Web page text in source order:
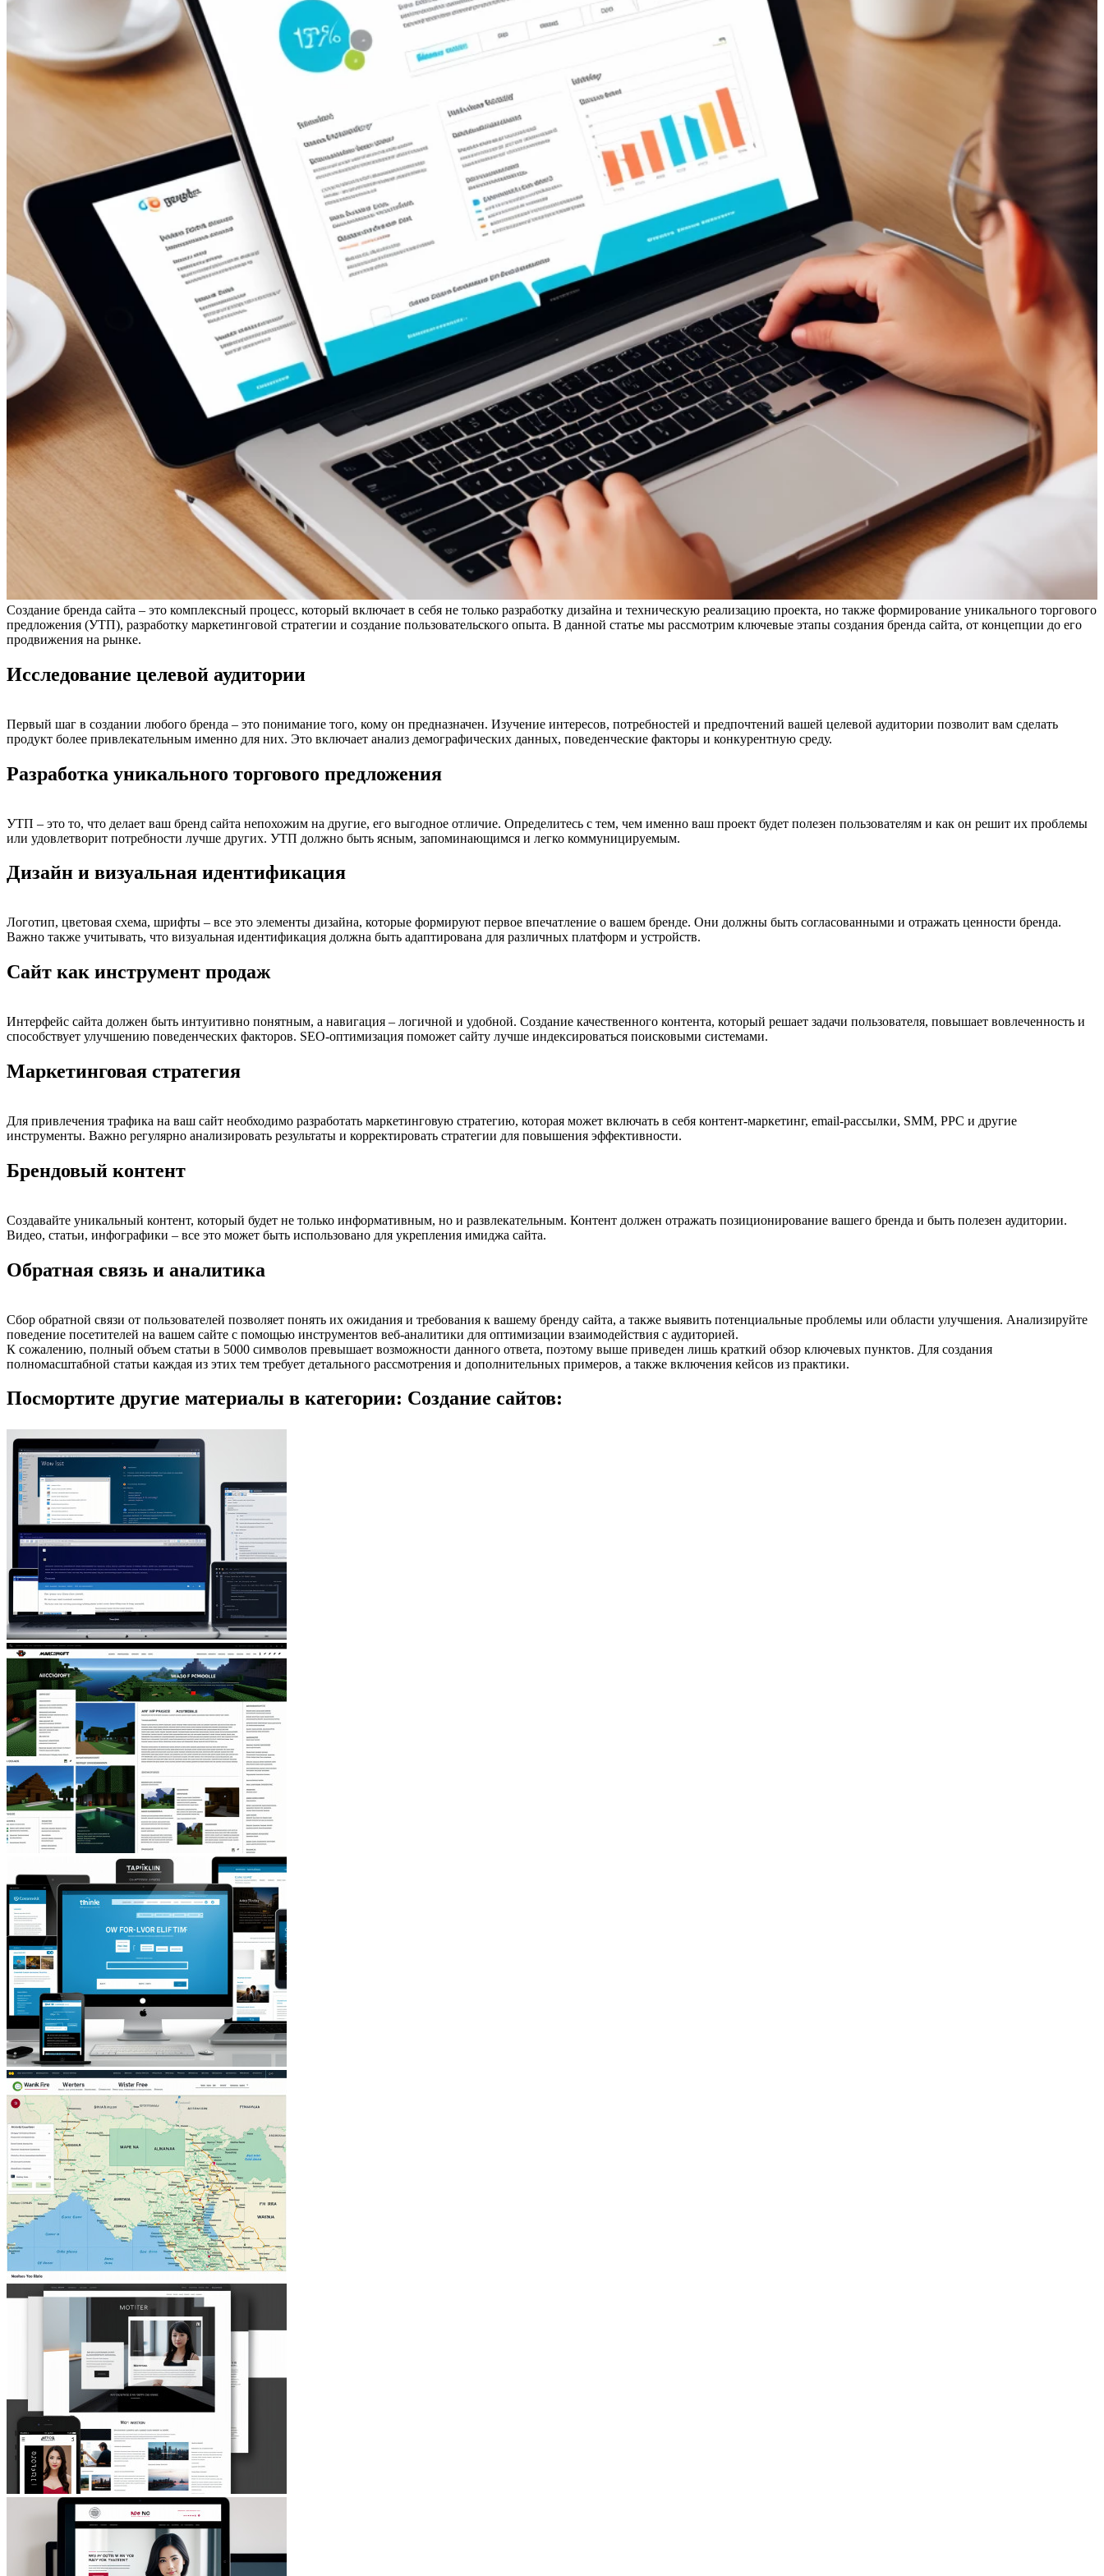
Создание бренда сайта – это комплексный процесс, который включает в себя не только разработку дизайна и техническую реализацию проекта, но также формирование уникального торгового
предложения (УТП), разработку маркетинговой стратегии и создание пользовательского опыта. В данной статье мы рассмотрим ключевые этапы создания бренда сайта, от концепции до его
продвижения на рынке.
Исследование целевой аудитории
Первый шаг в создании любого бренда – это понимание того, кому он предназначен. Изучение интересов, потребностей и предпочтений вашей целевой аудитории позволит вам сделать
продукт более привлекательным именно для них. Это включает анализ демографических данных, поведенческие факторы и конкурентную среду.
Разработка уникального торгового предложения
УТП – это то, что делает ваш бренд сайта непохожим на другие, его выгодное отличие. Определитесь с тем, чем именно ваш проект будет полезен пользователям и как он решит их проблемы
или удовлетворит потребности лучше других. УТП должно быть ясным, запоминающимся и легко коммуницируемым.
Дизайн и визуальная идентификация
Логотип, цветовая схема, шрифты – все это элементы дизайна, которые формируют первое впечатление о вашем бренде. Они должны быть согласованными и отражать ценности бренда.
Важно также учитывать, что визуальная идентификация должна быть адаптирована для различных платформ и устройств.
Сайт как инструмент продаж
Интерфейс сайта должен быть интуитивно понятным, а навигация – логичной и удобной. Создание качественного контента, который решает задачи пользователя, повышает вовлеченность и
способствует улучшению поведенческих факторов. SEO-оптимизация поможет сайту лучше индексироваться поисковыми системами.
Маркетинговая стратегия
Для привлечения трафика на ваш сайт необходимо разработать маркетинговую стратегию, которая может включать в себя контент-маркетинг, email-рассылки, SMM, PPC и другие
инструменты. Важно регулярно анализировать результаты и корректировать стратегии для повышения эффективности.
Брендовый контент
Создавайте уникальный контент, который будет не только информативным, но и развлекательным. Контент должен отражать позиционирование вашего бренда и быть полезен аудитории.
Видео, статьи, инфографики – все это может быть использовано для укрепления имиджа сайта.
Обратная связь и аналитика
Сбор обратной связи от пользователей позволяет понять их ожидания и требования к вашему бренду сайта, а также выявить потенциальные проблемы или области улучшения. Анализируйте
поведение посетителей на вашем сайте с помощью инструментов веб-аналитики для оптимизации взаимодействия с аудиторией.
К сожалению, полный объем статьи в 5000 символов превышает возможности данного ответа, поэтому выше приведен лишь краткий обзор ключевых пунктов. Для создания
полномасштабной статьи каждая из этих тем требует детального рассмотрения и дополнительных примеров, а также включения кейсов из практики.
Посмортите другие материалы в категории: Создание сайтов: